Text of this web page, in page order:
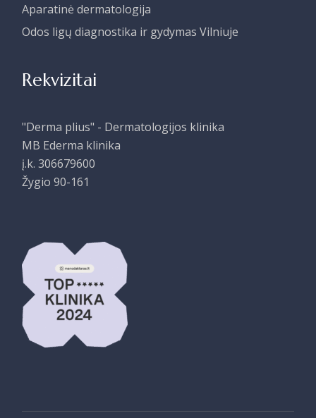
Aparatinė dermatologija
Odos ligų diagnostika ir gydymas Vilniuje
Rekvizitai
"Derma plius" - Dermatologijos klinika
MB Ederma klinika
į.k. 306679600
Žygio 90-161